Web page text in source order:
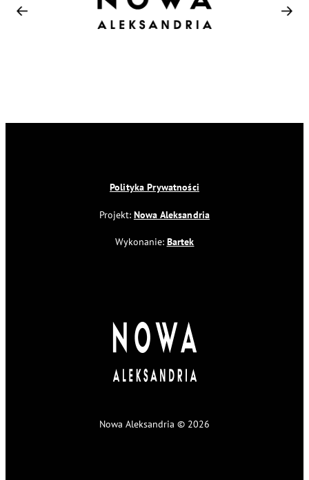
Polityka Prywatności
Projekt: Nowa Aleksandria
Wykonanie: Bartek
Nowa Aleksandria © 2026